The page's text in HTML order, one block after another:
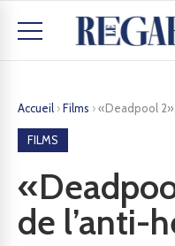
Accueil ›Films ›«Deadpool
FILMS
de l’anti-